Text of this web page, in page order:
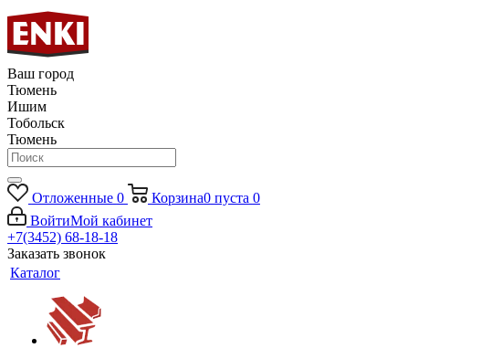
Ваш город
Тюмень
Ишим
Тобольск
Тюмень
Отложенные 0 Корзина0 пуста 0
ВойтиМой кабинет
+7(3452) 68-18-18
Заказать звонок
Каталог